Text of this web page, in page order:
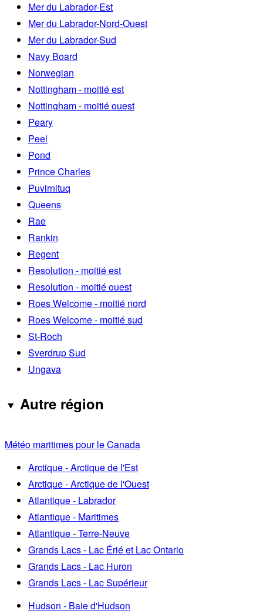
Mer du Labrador-Est
Mer du Labrador-Nord-Ouest
Mer du Labrador-Sud
Navy Board
Norwegian
Nottingham - moitié est
Nottingham - moitié ouest
Peary
Peel
Pond
Prince Charles
Puvirnituq
Queens
Rae
Rankin
Regent
Resolution - moitié est
Resolution - moitié ouest
Roes Welcome - moitié nord
Roes Welcome - moitié sud
St-Roch
Sverdrup Sud
Ungava
Autre région
Météo maritimes pour le Canada
Arctique - Arctique de l'Est
Arctique - Arctique de l'Ouest
Atlantique - Labrador
Atlantique - Maritimes
Atlantique - Terre-Neuve
Grands Lacs - Lac Érié et Lac Ontario
Grands Lacs - Lac Huron
Grands Lacs - Lac Supérieur
Hudson - Baie d'Hudson